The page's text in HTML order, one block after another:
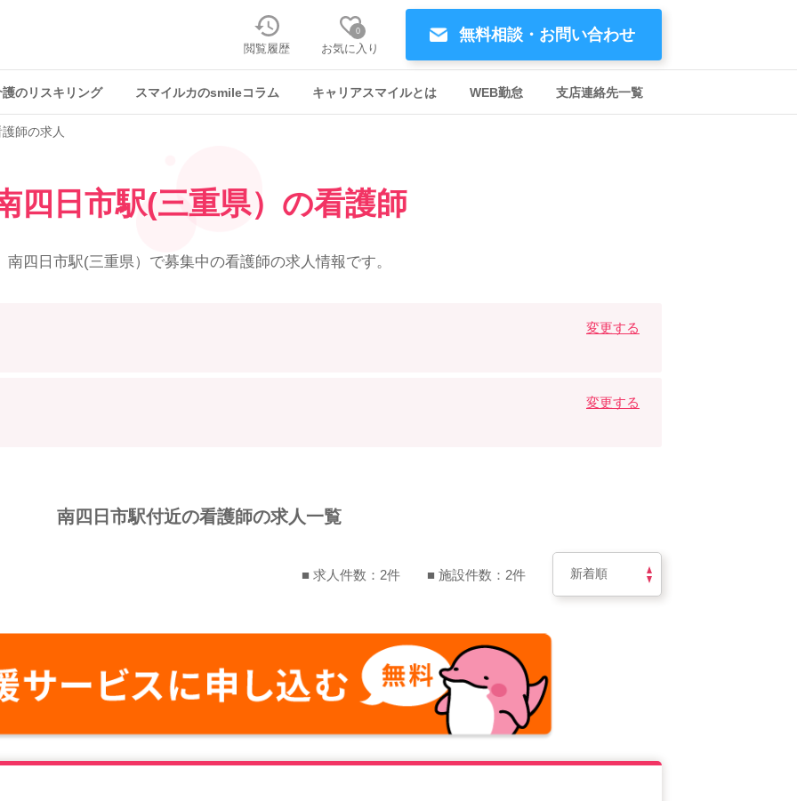
無料相談・お問い合わせ
閲覧履歴
0
お気に入り
護のリスキリング スマイルカのsmileコラム キャリアスマイルとは WEB勤怠 支店連絡先一覧
護師の求人
四日市駅(三重県）の看護師
南四日市駅(三重県）で募集中の看護師の求人情報です。
変更する
変更する
南四日市駅付近の看護師の求人一覧
■ 求人件数：2件 ■ 施設件数：2件